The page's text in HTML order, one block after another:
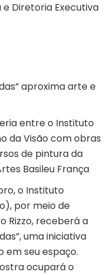
e Diretoria Executiva
aproxima arte e
entre o Instituto
da Visão com obras
de pintura da
Basileu França
o Instituto
por meio de
Rizzo, receberá a
uma iniciativa
em seu espaço.
ocupará o